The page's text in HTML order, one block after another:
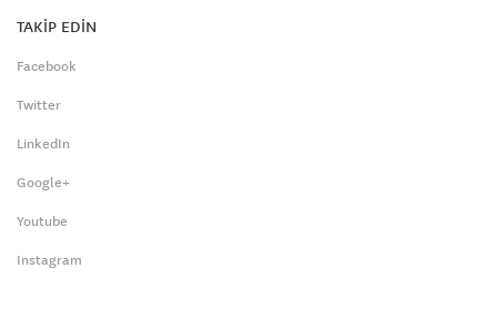
TAKİP EDİN
Facebook
Twitter
LinkedIn
Google+
Youtube
Instagram